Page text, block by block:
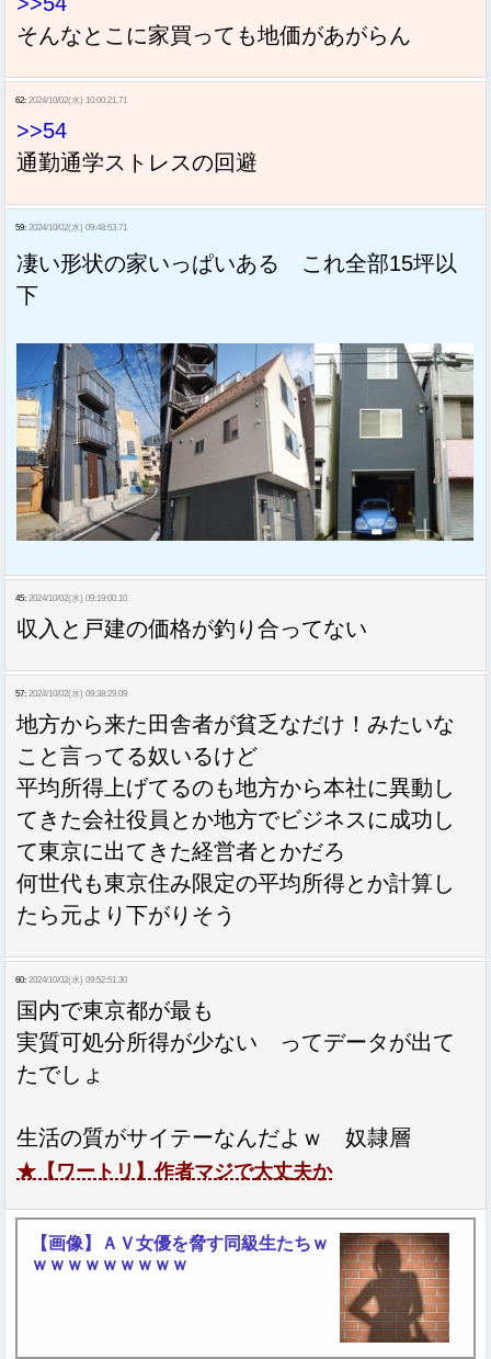
そんなとこに家買っても地価があがらん
62: 2024/10/02(水) 10:00:21.71
>>54
通勤通学ストレスの回避
59: 2024/10/02(水) 09:48:53.71
凄い形状の家いっぱいある これ全部15坪以
下
45: 2024/10/02(水) 09:19:00.10
収入と戸建の価格が釣り合ってない
57: 2024/10/02(水) 09:38:29.09
地方から来た田舎者が貧乏なだけ！みたいな
こと言ってる奴いるけど
平均所得上げてるのも地方から本社に異動し
てきた会社役員とか地方でビジネスに成功し
て東京に出てきた経営者とかだろ
何世代も東京住み限定の平均所得とか計算し
たら元より下がりそう
60: 2024/10/02(水) 09:52:51.30
国内で東京都が最も
実質可処分所得が少ない ってデータが出て
たでしょ
生活の質がサイテーなんだよｗ 奴隷層
★【ワートリ】作者マジで大丈夫か
【画像】ＡＶ女優を脅す同級生たちｗ
ｗｗｗｗｗｗｗｗｗ